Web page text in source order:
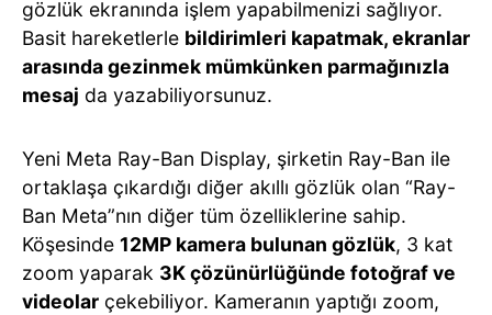
gözlük ekranında işlem yapabilmenizi sağlıyor.
Basit hareketlerle bildirimleri kapatmak, ekranlar
arasında gezinmek mümkünken parmağınızla
mesaj da yazabiliyorsunuz.
Yeni Meta Ray-Ban Display, şirketin Ray-Ban ile
ortaklaşa çıkardığı diğer akıllı gözlük olan “Ray-
Ban Meta”nın diğer tüm özelliklerine sahip.
Köşesinde 12MP kamera bulunan gözlük, 3 kat
zoom yaparak 3K çözünürlüğünde fotoğraf ve
videolar çekebiliyor. Kameranın yaptığı zoom,